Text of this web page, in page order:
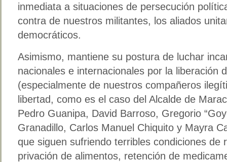
inmediata a situaciones de persecución
contra de nuestros militantes, los aliados
democráticos.
Asimismo, mantiene su postura de luchar
nacionales e internacionales por la liberación
(especialmente de nuestros compañeros
libertad, como es el caso del Alcalde de
Pedro Guanipa, David Barroso, Gregorio
Granadillo, Carlos Manuel Chiquito y Mayra
que siguen sufriendo terribles condiciones de
privación de alimentos, retención de